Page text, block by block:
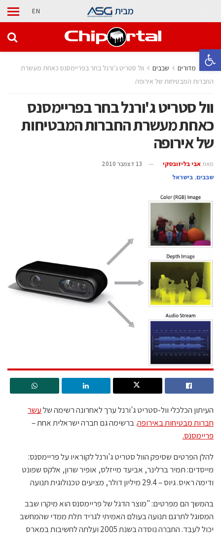
פתח סרגל נגישות
מבית EN
בית מדורים ‫שבבים‬
וול סטריט ג’ורנל בחר בפריימסנס כאחת מעשרת
החברות המבטיחות של אירופה
וול סטריט ג'ורנל בחר בפריימסנס
כאחת מעשרת החברות המבטיחות
של אירופה
מאת אבי בליזובסקי
13 דצמבר 2010
‫שבבים‬, בישראל
העיתון הכלכלי וול-סטריט ג'ורנל ערך לאחרונה רשימה שלעשר
חברות מבטיחות באירופה. ברשימה גם חברה ישראלית אחת –
פריימסנס.
להלן הפרטים שסיפק הוול סטריט ג'ורנל לקוראיו על פריימסנס:
מייסדים: תמיר ברלינר, אביעד מייזלס, אופיר שרון, אלקס שפונט
ודימה ראיס. גיוס – 29.4 מיליון דולר, מציעים טכנולוגית תנועה
בהמשך הם מפרטים: "מוצר הדגל של פריימסנס הוא מיקרו שבב
המסוגל לתרגם תנועה בעולם האמיתי לגריד תלת ממדי שהמחשב
יכול לעבד. החברה נוסדה בשנת 2005 ועלתה לחשיבות במארס